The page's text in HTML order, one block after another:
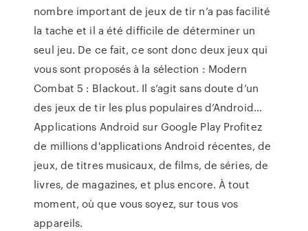
nombre important de jeux de tir n’a pas facilité
la tache et il a été difficile de déterminer un
seul jeu. De ce fait, ce sont donc deux jeux qui
vous sont proposés à la sélection : Modern
Combat 5 : Blackout. Il s’agit sans doute d’un
des jeux de tir les plus populaires d’Android…
Applications Android sur Google Play Profitez
de millions d'applications Android récentes, de
jeux, de titres musicaux, de films, de séries, de
livres, de magazines, et plus encore. À tout
moment, où que vous soyez, sur tous vos
appareils.